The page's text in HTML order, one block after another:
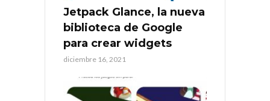
Jetpack Glance, la nueva
biblioteca de Google
para crear widgets
diciembre 16, 2021